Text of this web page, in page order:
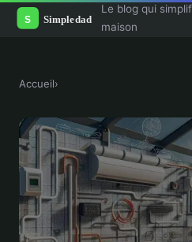
Le blog qui
maison
Accueil›